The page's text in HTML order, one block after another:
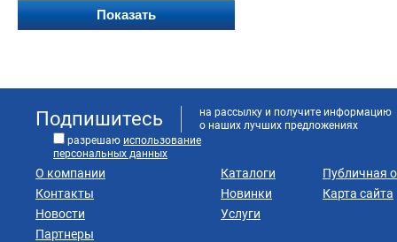
Подпишитесь
на рассылку и получите информацию
о наших лучших предложениях
разрешаю использование
персональных данных
О компании
Контакты
Новости
Партнеры
Каталоги
Новинки
Услуги
Публичная
Карта сайта